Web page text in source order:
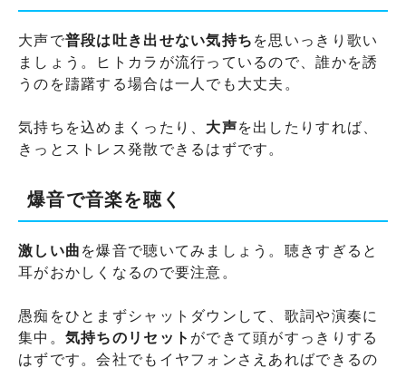
大声で普段は吐き出せない気持ち を思いっきり歌い
ましょう。ヒトカラが流行っているので、誰かを誘
うのを躊躇する場合は一人でも大丈夫。
気持ちを込めまくったり、 大声を出したりすれば、
きっとストレス発散できるはずです。
爆音で音楽を聴く
激しい曲 を爆音で聴いてみましょう。聴きすぎると
耳がおかしくなるので要注意。
愚痴をひとまずシャットダウンして、歌詞や演奏に
集中。 気持ちのリセット ができて頭がすっきりする
はずです。会社でもイヤフォンさえあればできるの